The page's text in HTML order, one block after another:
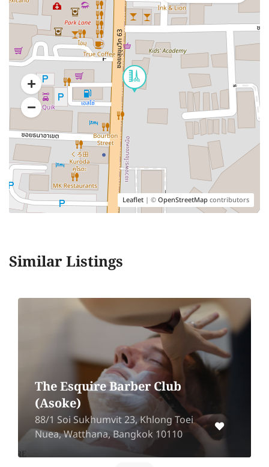
Leaflet | ©OpenStreetMapcontributors
Similar Listings
The Esquire Barber Club
(Asoke)
88/1 Soi Sukhumvit 23, Khlong Toei
Nuea, Watthana, Bangkok 10110